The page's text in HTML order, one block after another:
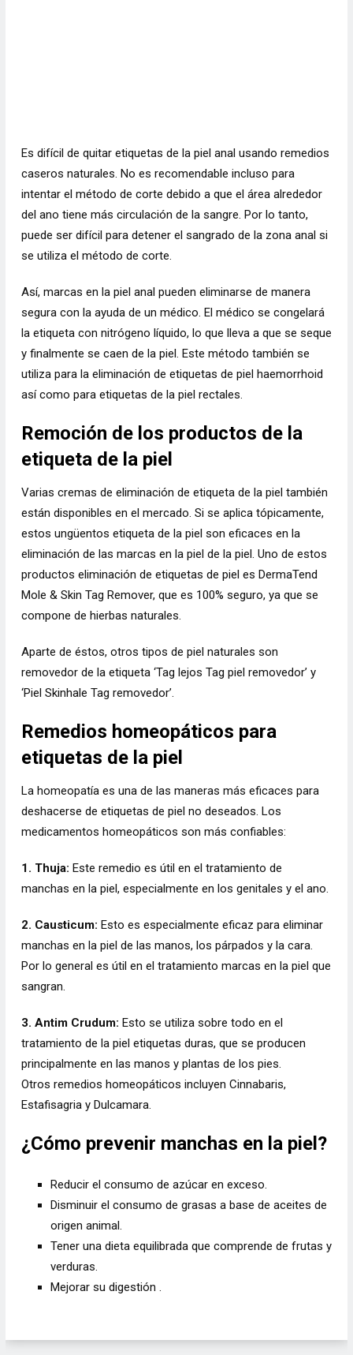
Es difícil de quitar etiquetas de la piel anal usando remedios
caseros naturales. No es recomendable incluso para
intentar el método de corte debido a que el área alrededor
del ano tiene más circulación de la sangre. Por lo tanto,
puede ser difícil para detener el sangrado de la zona anal si
se utiliza el método de corte.
Así, marcas en la piel anal pueden eliminarse de manera
segura con la ayuda de un médico. El médico se congelará
la etiqueta con nitrógeno líquido, lo que lleva a que se seque
y finalmente se caen de la piel. Este método también se
utiliza para la eliminación de etiquetas de piel haemorrhoid
así como para etiquetas de la piel rectales.
Remoción de los productos de la
etiqueta de la piel
Varias cremas de eliminación de etiqueta de la piel también
están disponibles en el mercado. Si se aplica tópicamente,
estos ungüentos etiqueta de la piel son eficaces en la
eliminación de las marcas en la piel de la piel. Uno de estos
productos eliminación de etiquetas de piel es DermaTend
Mole & Skin Tag Remover, que es 100% seguro, ya que se
compone de hierbas naturales.
Aparte de éstos, otros tipos de piel naturales son
removedor de la etiqueta ‘Tag lejos Tag piel removedor’ y
‘Piel Skinhale Tag removedor’.
Remedios homeopáticos para
etiquetas de la piel
La homeopatía es una de las maneras más eficaces para
deshacerse de etiquetas de piel no deseados. Los
medicamentos homeopáticos son más confiables:
1. Thuja: Este remedio es útil en el tratamiento de
manchas en la piel, especialmente en los genitales y el ano.
2. Causticum: Esto es especialmente eficaz para eliminar
manchas en la piel de las manos, los párpados y la cara.
Por lo general es útil en el tratamiento marcas en la piel que
sangran.
3. Antim Crudum: Esto se utiliza sobre todo en el
tratamiento de la piel etiquetas duras, que se producen
principalmente en las manos y plantas de los pies.
Otros remedios homeopáticos incluyen Cinnabaris,
Estafisagria y Dulcamara.
¿Cómo prevenir manchas en la piel?
Reducir el consumo de azúcar en exceso.
Disminuir el consumo de grasas a base de aceites de
origen animal.
Tener una dieta equilibrada que comprende de frutas y
verduras.
Mejorar su digestión .